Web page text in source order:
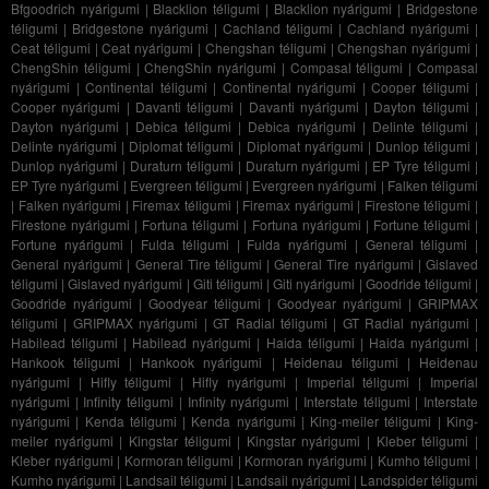
Bfgoodrich nyárigumi | Blacklion téligumi | Blacklion nyárigumi | Bridgestone
téligumi | Bridgestone nyárigumi | Cachland téligumi | Cachland nyárigumi |
Ceat téligumi |Ceat nyárigumi | Chengshan téligumi |Chengshan nyárigumi |
ChengShin téligumi |ChengShin nyárigumi | Compasal téligumi |Compasal
nyárigumi | Continental téligumi | Continental nyárigumi | Cooper téligumi |
Cooper nyárigumi | Davanti téligumi | Davanti nyárigumi | Dayton téligumi |
Dayton nyárigumi | Debica téligumi | Debica nyárigumi | Delinte téligumi |
Delinte nyárigumi | Diplomat téligumi | Diplomat nyárigumi | Dunlop téligumi |
Dunlop nyárigumi | Duraturn téligumi | Duraturn nyárigumi | EP Tyre téligumi |
EP Tyre nyárigumi | Evergreen téligumi | Evergreen nyárigumi | Falken téligumi
| Falken nyárigumi | Firemax téligumi | Firemax nyárigumi | Firestone téligumi |
Firestone nyárigumi | Fortuna téligumi | Fortuna nyárigumi | Fortune téligumi |
Fortune nyárigumi | Fulda téligumi | Fulda nyárigumi | General téligumi |
General nyárigumi | General Tire téligumi |General Tire nyárigumi |Gislaved
téligumi |Gislaved nyárigumi | Giti téligumi |Giti nyárigumi | Goodride téligumi |
Goodride nyárigumi | Goodyear téligumi | Goodyear nyárigumi | GRIPMAX
téligumi | GRIPMAX nyárigumi |GT Radial téligumi | GT Radial nyárigumi |
Habilead téligumi | Habilead nyárigumi | Haida téligumi | Haida nyárigumi |
Hankook téligumi | Hankook nyárigumi | Heidenau téligumi | Heidenau
nyárigumi | Hifly téligumi | Hifly nyárigumi | Imperial téligumi | Imperial
nyárigumi | Infinity téligumi | Infinity nyárigumi | Interstate téligumi | Interstate
nyárigumi | Kenda téligumi | Kenda nyárigumi | King-meiler téligumi | King-
meiler nyárigumi | Kingstar téligumi | Kingstar nyárigumi | Kleber téligumi |
Kleber nyárigumi | Kormoran téligumi | Kormoran nyárigumi | Kumho téligumi |
Kumho nyárigumi | Landsail téligumi | Landsail nyárigumi | Landspider téligumi